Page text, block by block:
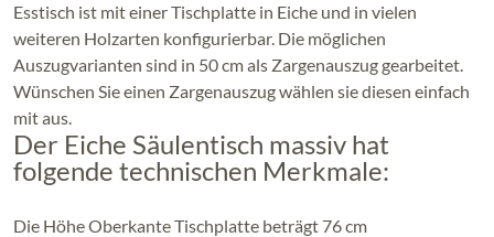
Esstisch ist mit einer Tischplatte in Eiche und in vielen
weiteren Holzarten konfigurierbar. Die möglichen
Auszugvarianten sind in 50 cm als Zargenauszug gearbeitet.
Wünschen Sie einen Zargenauszug wählen sie diesen einfach
mit aus.
Der Eiche Säulentisch massiv hat
folgende technischen Merkmale:
Die Höhe Oberkante Tischplatte beträgt 76 cm